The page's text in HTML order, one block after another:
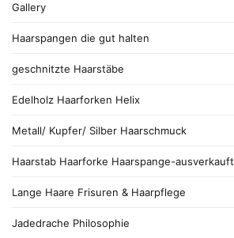
Gallery
Haarspangen die gut halten
geschnitzte Haarstäbe
Edelholz Haarforken Helix
Metall/ Kupfer/ Silber Haarschmuck
Haarstab Haarforke Haarspange-ausverkauft
Lange Haare Frisuren & Haarpflege
Jadedrache Philosophie